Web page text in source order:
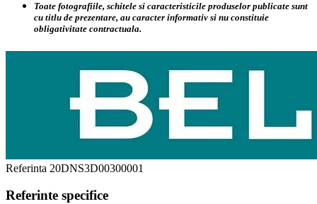
Toate fotografiile, schitele si caracteristicile produselor publicate sunt
cu titlu de prezentare, au caracter informativ si nu constituie
obligativitate contractuala.
Referinta 20DNS3D00300001
Referinte specifice